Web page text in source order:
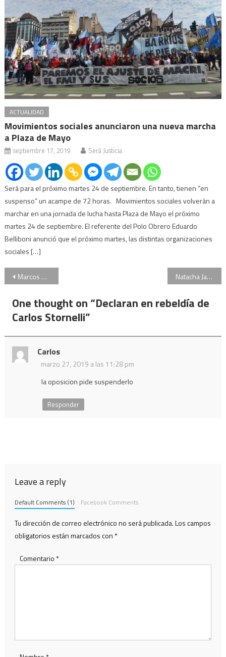
ACTUALIDAD
Movimientos sociales anunciaron una nueva marcha
a Plaza de Mayo
septiembre 17, 2019 Será Justicia
Será para el próximo martes 24 de septiembre. En tanto, tienen “en
suspenso” un acampe de 72 horas. Movimientos sociales volverán a
marchar en una jornada de lucha hasta Plaza de Mayo el próximo
martes 24 de septiembre. El referente del Polo Obrero Eduardo
Belliboni anunció que el próximo martes, las distintas organizaciones
sociales […]
Navegación
de
entradas
Marcos Peña vuelve al Congreso a dar brindar un informe sobre la gestión Natacha Jaitt: había cocaína y alcohol en el cuerpo según las pericias toxicológicas
One thought on “Declaran en rebeldía de
Carlos Stornelli”
Carlos
marzo 27, 2019 a las 11:28 pm
la oposicion pide suspenderlo
Responder
Leave a reply
Default Comments (1) Facebook Comments
Tu dirección de correo electrónico no será publicada.Los campos
obligatorios están marcados con *
Comentario *